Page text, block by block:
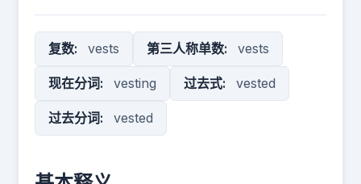
复数: vests 第三人称单数: vests
现在分词: vesting 过去式: vested
过去分词: vested